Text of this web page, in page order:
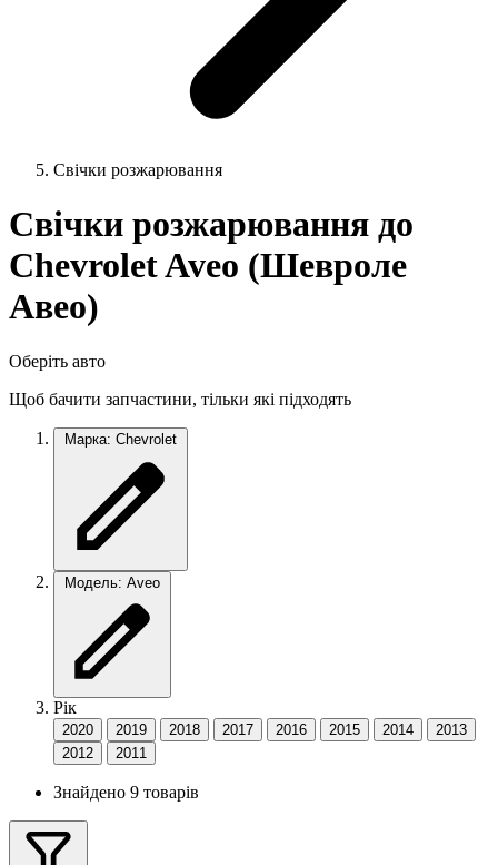
Свічки розжарювання
Свічки розжарювання до
Chevrolet Aveo (Шевроле
Авео)
Оберіть авто
Щоб бачити запчастини, тільки які підходять
Марка: Chevrolet
Модель: Aveo
Рік
2020 2019 2018 2017 2016 2015 2014
2013
2012
2011
Знайдено 9 товарів